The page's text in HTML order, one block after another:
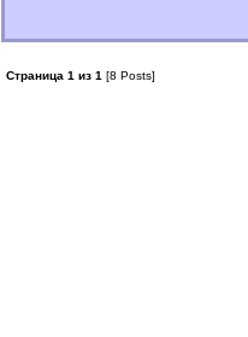
Страница 1 из 1 [8 Posts]